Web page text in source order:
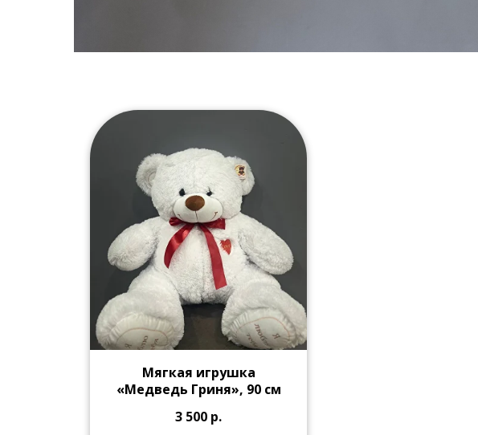
Мягкая игрушка
«Медведь Гриня», 90 см
3 500 р.